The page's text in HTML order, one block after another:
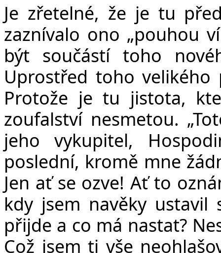
Je zřetelné, že je tu
zaznívalo ono „pouhou
být součástí toho
Uprostřed toho velikého
Protože je tu jistota,
zoufalství nesmetou.
jeho vykupitel,
poslední, kromě mne
Jen ať se ozve! Ať to
kdy jsem navěky
přijde a co má nastat?
Což jsem ti vše